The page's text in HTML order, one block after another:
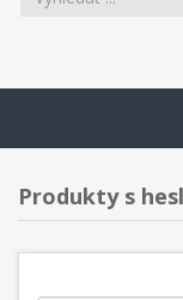
Produkty s